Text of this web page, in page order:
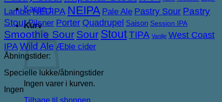
Kasse +
Kurv
Ingen varer i kurven.
Tilbage til shoppen
Lambic NEDIPA NEIPA Pale Ale Pastry Sour Pastry
Stout Pilsner Porter Quadrupel Saison Session IPA
Smoothie Sour Sour StoutTIPA Vanilje West Coast
IPAWild Ale Æble cider
Åbningstider:
Specielle lukke/åbningstider
Ingen